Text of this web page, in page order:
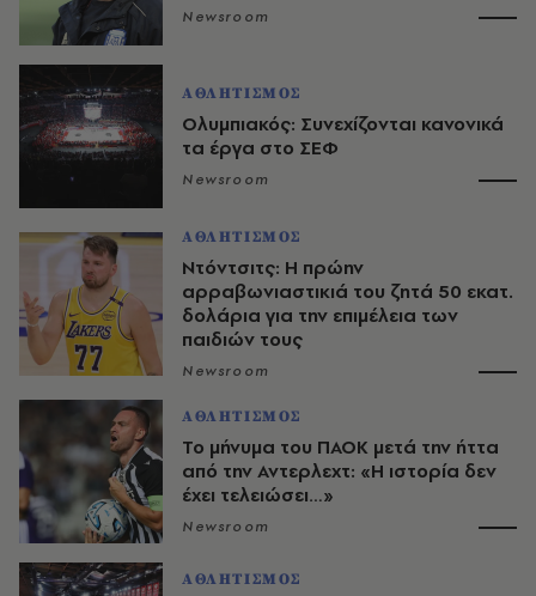
Newsroom
ΑΘΛΗΤΙΣΜΟΣ
Ολυμπιακός: Συνεχίζονται κανονικά
τα έργα στο ΣΕΦ
Newsroom
ΑΘΛΗΤΙΣΜΟΣ
Ντόντσιτς: Η πρώην
αρραβωνιαστικιά του ζητά 50 εκατ.
δολάρια για την επιμέλεια των
παιδιών τους
Newsroom
ΑΘΛΗΤΙΣΜΟΣ
Το μήνυμα του ΠΑΟΚ μετά την ήττα
από την Αντερλεχτ: «Η ιστορία δεν
έχει τελειώσει…»
Newsroom
ΑΘΛΗΤΙΣΜΟΣ